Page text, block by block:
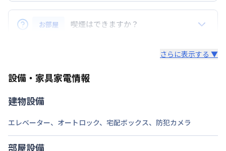
次回更新日
情報更新日より14日以内
お持ち込みいただけます。
ただし、標準設備として部屋に備え付けの家具・家電
以外の扱いについては当社では責任を負いかねます。
また、お持ち込みいただいた家具や家電はご退去時に
お部屋 喫煙はできますか？
さらに表示する ▼
設備・家具家電情報
建物設備
エレベーター、 オートロック、 宅配ボックス、 防犯カメラ
部屋設備